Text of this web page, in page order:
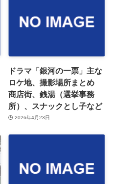
ドラマ「銀河の一票」主な
ロケ地、撮影場所まとめ
商店街、銭湯（選挙事務
所）、スナックとし子など
2026年4月23日